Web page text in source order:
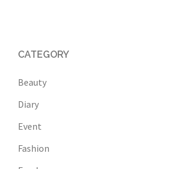
CATEGORY
Beauty
Diary
Event
Fashion